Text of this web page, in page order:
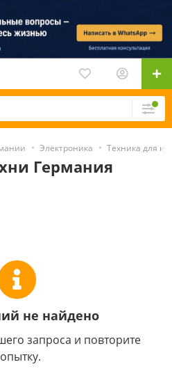
Электроника Техника для
Германия
не найдено
запроса и повторите